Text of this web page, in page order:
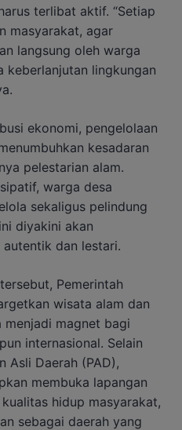
terlibat aktif. “Setiap
masyarakat, agar
langsung oleh warga
keberlanjutan lingkungan
ekonomi, pengelolaan
kesadaran
pelestarian alam.
warga desa
sekaligus pelindung
diyakini akan
dan lestari.
Pemerintah
wisata alam dan
menjadi magnet bagi
internasional. Selain
Asli Daerah (PAD),
membuka lapangan
hidup masyarakat,
sebagai daerah yang